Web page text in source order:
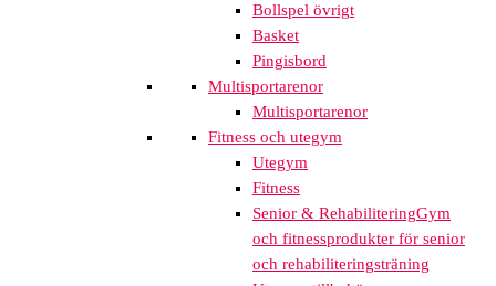
Bollspel övrigt
Basket
Pingisbord
Multisportarenor
Multisportarenor
Fitness och utegym
Utegym
Fitness
Senior & RehabiliteringGym
och fitnessprodukter för senior
och rehabiliteringsträning